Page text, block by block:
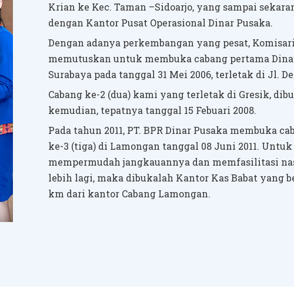
Krian ke Kec. Taman –Sidoarjo, yang sampai
dengan Kantor Pusat Operasional Dinar Pusaka.
Dengan adanya perkembangan yang pesat,
memutuskan untuk membuka cabang pertama
Surabaya pada tanggal 31 Mei 2006, terletak di Jl.
Cabang ke-2 (dua) kami yang terletak di Gresik,
kemudian, tepatnya tanggal 15 Febuari 2008.
Pada tahun 2011, PT. BPR Dinar Pusaka membuka
ke-3 (tiga) di Lamongan tanggal 08 Juni 2011. Untuk
mempermudah jangkauannya dan memfasilitasi
lebih lagi, maka dibukalah Kantor Kas Babat yang
km dari kantor Cabang Lamongan.